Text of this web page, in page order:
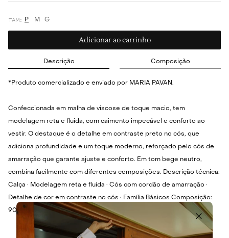
P M G
Adicionar ao carrinho
Descrição Composição
*Produto comercializado e enviado por MARIA PAVAN.
Confeccionada em malha de viscose de toque macio, tem
modelagem reta e fluida, com caimento impecável e conforto ao
vestir. O destaque é o detalhe em contraste preto no cós, que
adiciona profundidade e um toque moderno, reforçado pelo cós de
amarração que garante ajuste e conforto. Em tom bege neutro,
combina facilmente com diferentes composições. Descrição técnica:
Calça · Modelagem reta e fluida · Cós com cordão de amarração ·
Detalhe de cor em contraste no cós · Família Básicos Composição:
90% Viscose, 8% Poliamida, 2% Elastano